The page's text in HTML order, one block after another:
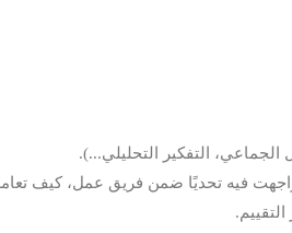
التفكير التحليلي...).